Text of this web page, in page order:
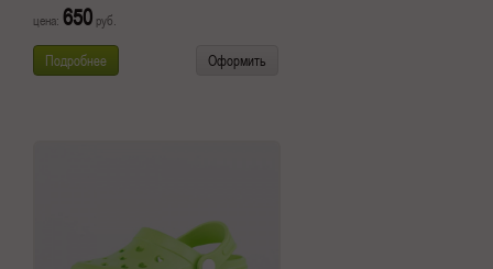
цена: 650 руб.
Подробнее Оформить